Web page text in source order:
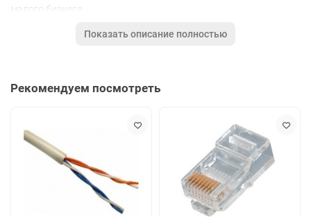
малого бизнеса.
Роутер выполнен в белом цвете и имеет 4 антенны. Вес
благодаря чему устройство защищено от нежелательной
составляет 256 Мб, что обеспечивает высокую
производительность устройства. Роутером можно управлять
со смартфона с помощью специального приложения, что
повышает удобство пользования. В комплекте с устройством
идет кабель Ethernet, а также блок питания.
Показать описание полностью
Рекомендуем посмотреть